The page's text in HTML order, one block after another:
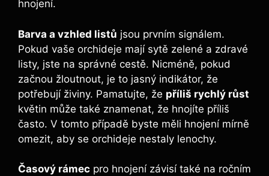
⁤hnojení.
Barva a vzhled listů jsou ​prvním signálem.
Pokud ‍vaše orchideje mají sytě zelené a zdravé
‌listy, jste na správné⁤ cestě. Nicméně,⁤ pokud
začnou žloutnout, ​je ‌to jasný ⁣indikátor, že
potřebují živiny. Pamatujte, že příliš rychlý ‍růst
‍květin může také znamenat, ​že⁤ hnojíte příliš
často. V ⁢tomto případě‌ byste měli hnojení mírně
​omezit,⁢ aby se‍ orchideje nestaly lenochy.
Časový⁤ rámec pro hnojení závisí také na ročním